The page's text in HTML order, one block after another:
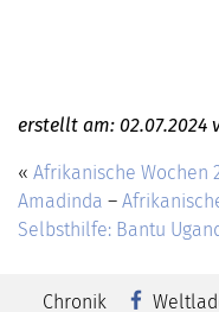
erstellt am: 02.07.2024
« Afrikanische Wochen
Amadinda –
Selbsthilfe: Bantu
Chronik